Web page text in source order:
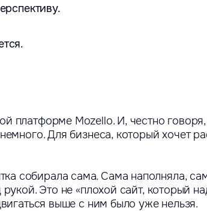
платформе Mozello. И, честно говоря,
Для бизнеса, который хочет
собирала сама. Сама наполняла,
Это не «плохой сайт, который
выше с ним было уже нельзя.